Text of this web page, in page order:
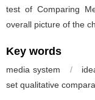
test of Comparing
overall picture of the
Key words
media system /
set qualitative